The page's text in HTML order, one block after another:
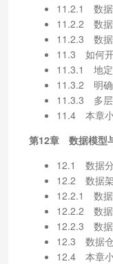
11.2.1 数据
11.2.2 数据
11.2.3 数据
11.3 如何
11.3.1 地定
11.3.2 明确
11.3.3 多层
11.4 本章
第12章 数据模型
12.1 数据
12.2 数据
12.2.1 数据
12.2.2 数据
12.2.3 数据
12.3 数据
12.4 本章